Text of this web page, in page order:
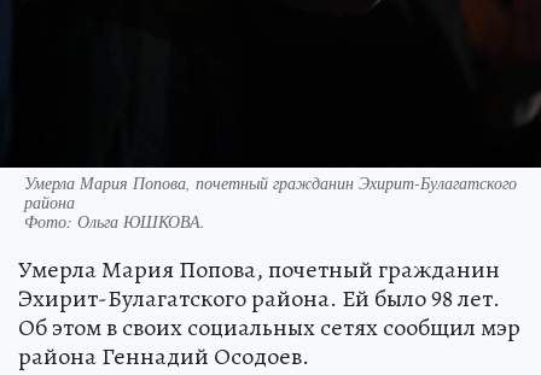
Умерла Мария Попова, почетный гражданин Эхирит-Булагатского
района
Фото: Ольга ЮШКОВА.
Умерла Мария Попова, почетный гражданин
Эхирит-Булагатского района. Ей было 98 лет.
Об этом в своих социальных сетях сообщил мэр
района Геннадий Осодоев.